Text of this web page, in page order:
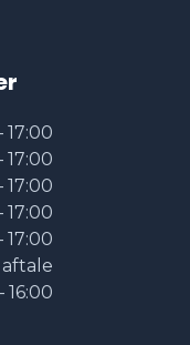
17:00
17:00
17:00
17:00
17:00
16:00